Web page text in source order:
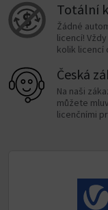
Totální
Žádné
licencí!
kolik licencí
Česká
Na naši
můžete
licenčními